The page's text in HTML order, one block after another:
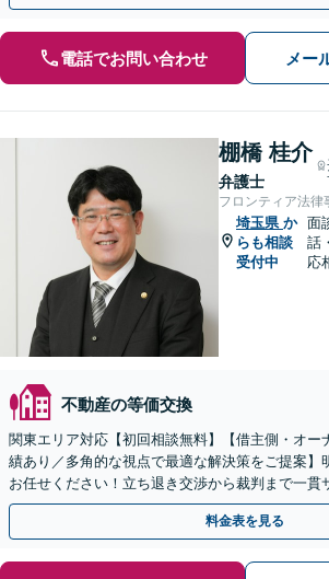
電話でお問い合わせ メー
棚橋 桂介
弁護士
フロンティア法律
埼玉県 か
らも相談
受付中
面
話
応
不動産の等価交換
関東エリア対応【初回相談無料】【借主側・オー
績あり／多角的な視点で最適な解決策をご提案】
お任せください！立ち退き交渉から裁判まで一貫
額・減額の交渉も対応実績豊富」【休日・夜間相
料金表を見る